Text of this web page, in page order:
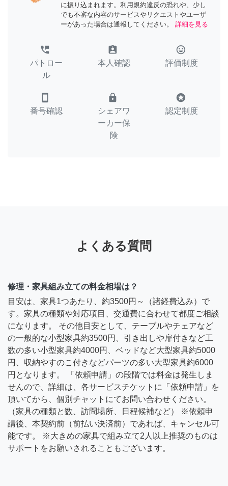
に振り込まれます。利用規約違反の恐れや、少し
でも不審な内容のサービスやリクエストやユーザ
ーがあった場合は通報してください。
詳細を見る
perm_phone_msg
パトロー
ル
assignment_ind
本人確認
tag_faces
評価制度
smartphone
番号確認
lock
シェアワ
ーカー保
険
stars
認定制度
よくある質問
修理・家具組み立ての料金相場は？
目安は、家具1つあたり、約3500円～（諸経費込み）で
す。家具の種類や対応項目、交通費に合わせて都度ご相談
になります。 その他目安として、テーブルやチェアなど
の一般的な小型家具約3500円、引き出しや扉付きなど工
数の多い小型家具約4000円、ベッドなど大型家具約5000
円、収納やすのこ付きなどパーツの多い大型家具約6000
円となります。 「依頼申請」の段階では料金は発生しま
せんので、詳細は、各サービスチケットに「依頼申請」を
頂いてから、個別チャットにてお問い合わせください。
（家具の種類と数、訪問場所、日程候補など） ※依頼申
請後、本契約前（前払い決済前）であれば、キャンセル可
能です。 ※大きめの家具で組み立て2人以上推奨のものは
サポートをお願いされることもございます。